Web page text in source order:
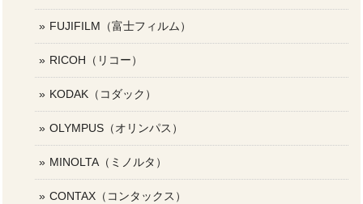
FUJIFILM（富士フィルム）
RICOH（リコー）
KODAK（コダック）
OLYMPUS（オリンパス）
MINOLTA（ミノルタ）
CONTAX（コンタックス）